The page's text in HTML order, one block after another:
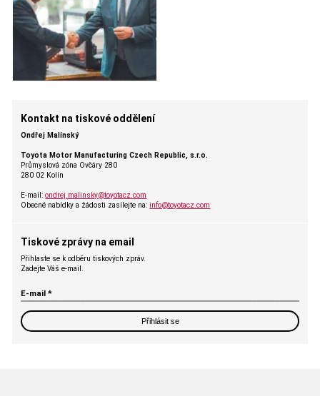
Kontakt na tiskové oddělení
Ondřej Malínský
Toyota Motor Manufacturing Czech Republic, s.r.o.
Průmyslová zóna Ovčáry 280
280 02 Kolín
E-mail:ondrej.malinsky@toyotacz.com
Obecné nabídky a žádosti zasílejte na:info@toyotacz.com
Tiskové zprávy na email
Přihlaste se k odběru tiskových zpráv.
Zadejte Váš e-mail.
E-mail *
Přihlásit se